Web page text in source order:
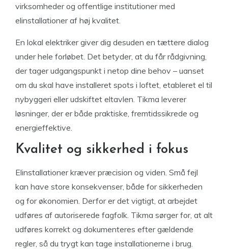
virksomheder og offentlige institutioner med
elinstallationer af høj kvalitet.
En lokal elektriker giver dig desuden en tættere dialog
under hele forløbet. Det betyder, at du får rådgivning,
der tager udgangspunkt i netop dine behov – uanset
om du skal have installeret spots i loftet, etableret el til
nybyggeri eller udskiftet eltavlen. Tikma leverer
løsninger, der er både praktiske, fremtidssikrede og
energieffektive.
Kvalitet og sikkerhed i fokus
Elinstallationer kræver præcision og viden. Små fejl
kan have store konsekvenser, både for sikkerheden
og for økonomien. Derfor er det vigtigt, at arbejdet
udføres af autoriserede fagfolk. Tikma sørger for, at alt
udføres korrekt og dokumenteres efter gældende
regler, så du trygt kan tage installationerne i brug.